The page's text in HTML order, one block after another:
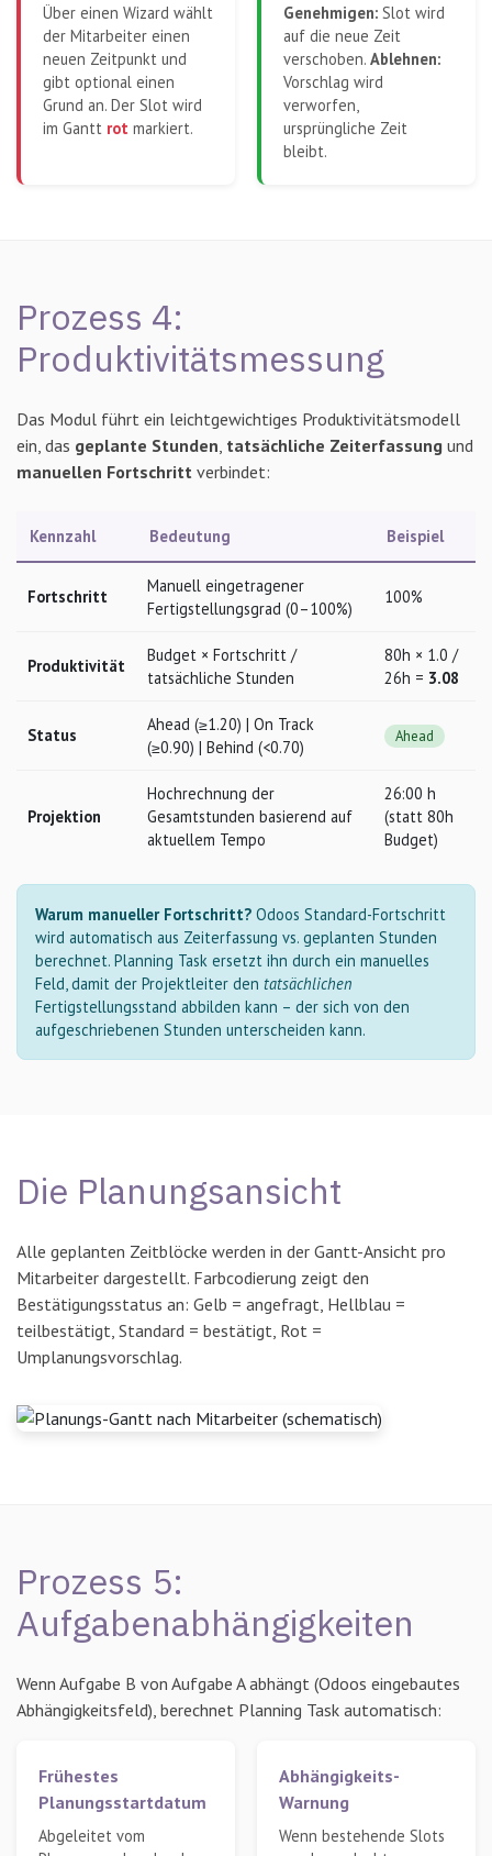
Über einen Wizard wählt
der Mitarbeiter einen
neuen Zeitpunkt und
gibt optional einen
Grund an. Der Slot wird
im Gantt rot markiert.
Genehmigen: Slot wird
auf die neue Zeit
verschoben. Ablehnen:
Vorschlag wird
verworfen,
ursprüngliche Zeit
bleibt.
Prozess 4:
Produktivitätsmessung
Das Modul führt ein leichtgewichtiges Produktivitätsmodell
ein, das geplante Stunden tatsächliche Zeiterfassung und
manuellen Fortschritt verbindet:
Kennzahl Bedeutung Beispiel
Fortschritt
Manuell eingetragener
Fertigstellungsgrad (0–100%)
100%
Produktivität
Budget × Fortschritt /
tatsächliche Stunden
80h × 1.0 /
26h = 3.08
Status
Ahead (≥1.20) | On Track
(≥0.90) | Behind (<0.70)
Ahead
Projektion
Hochrechnung der
Gesamtstunden basierend auf
aktuellem Tempo
26:00 h
(statt 80h
Budget)
Warum manueller Fortschritt? Odoos Standard-Fortschritt
wird automatisch aus Zeiterfassung vs. geplanten Stunden
berechnet. Planning Task ersetzt ihn durch ein manuelles
Feld, damit der Projektleiter den tatsächlichen
Fertigstellungsstand abbilden kann – der sich von den
aufgeschriebenen Stunden unterscheiden kann.
Die Planungsansicht
Alle geplanten Zeitblöcke werden in der Gantt-Ansicht pro
Mitarbeiter dargestellt. Farbcodierung zeigt den
Bestätigungsstatus an: Gelb = angefragt, Hellblau =
teilbestätigt, Standard = bestätigt, Rot =
Umplanungsvorschlag.
Prozess 5:
Aufgabenabhängigkeiten
Wenn Aufgabe B von Aufgabe A abhängt (Odoos eingebautes
Abhängigkeitsfeld), berechnet Planning Task automatisch:
Frühestes
Planungsstartdatum
Abgeleitet vom
Abhängigkeits-
Warnung
Wenn bestehende Slots